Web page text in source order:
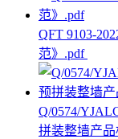
QFT 9103-
范》.pdf
Q/0574/
拼装整墙产品